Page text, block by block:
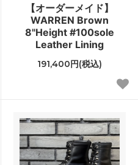
【オーダーメイド】
WARREN Brown
8"Height #100sole
Leather Lining
191,400円(税込)